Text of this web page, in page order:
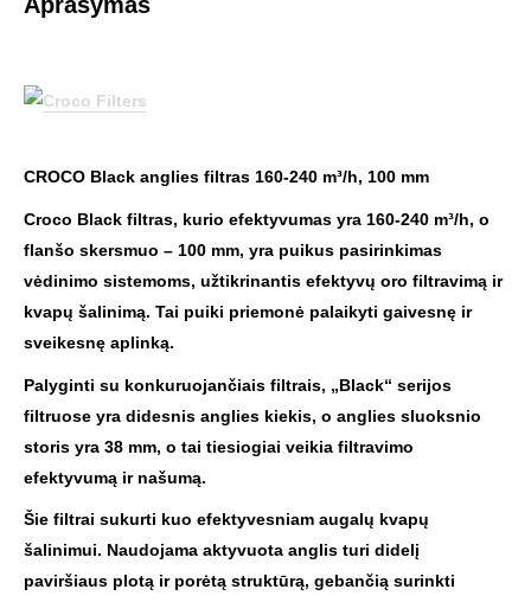
Aprašymas
CROCO Black anglies filtras 160-240 m³/h, 100 mm
Croco Black filtras, kurio efektyvumas yra 160-240 m³/h, o
flanšo skersmuo – 100 mm, yra puikus pasirinkimas
vėdinimo sistemoms, užtikrinantis efektyvų oro filtravimą ir
kvapų šalinimą. Tai puiki priemonė palaikyti gaivesnę ir
sveikesnę aplinką.
Palyginti su konkuruojančiais filtrais, „Black“ serijos
filtruose yra didesnis anglies kiekis, o anglies sluoksnio
storis yra 38 mm, o tai tiesiogiai veikia filtravimo
efektyvumą ir našumą.
Šie filtrai sukurti kuo efektyvesniam augalų kvapų
šalinimui. Naudojama aktyvuota anglis turi didelį
paviršiaus plotą ir porėtą struktūrą, gebančią surinkti